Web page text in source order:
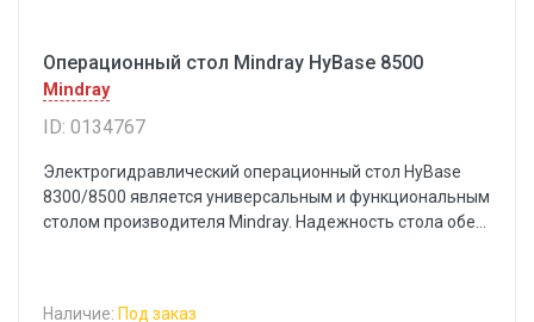
Операционный стол Mindray HyBase 8500
Mindray
ID: 0134767
Электрогидравлический операционный стол HyBase
8300/8500 является универсальным и функциональным
столом производителя Mindray. Надежность стола обе...
Наличие: Под заказ